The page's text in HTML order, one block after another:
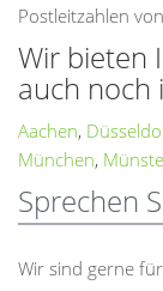
Postleitzahlen
Wir bieten
auch noch
Aachen,
München,
Sprechen
Wir sind gerne